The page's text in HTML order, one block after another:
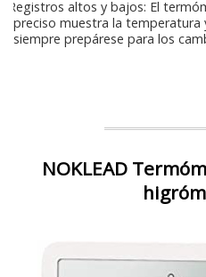
Registros altos y bajos: El
preciso muestra la temperatura
siempre prepárese para los
NOKLEAD